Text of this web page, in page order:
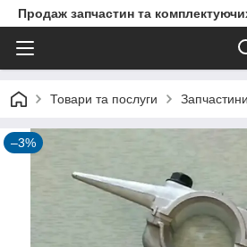
Продаж запчастин та
Товари та послуги
–3%